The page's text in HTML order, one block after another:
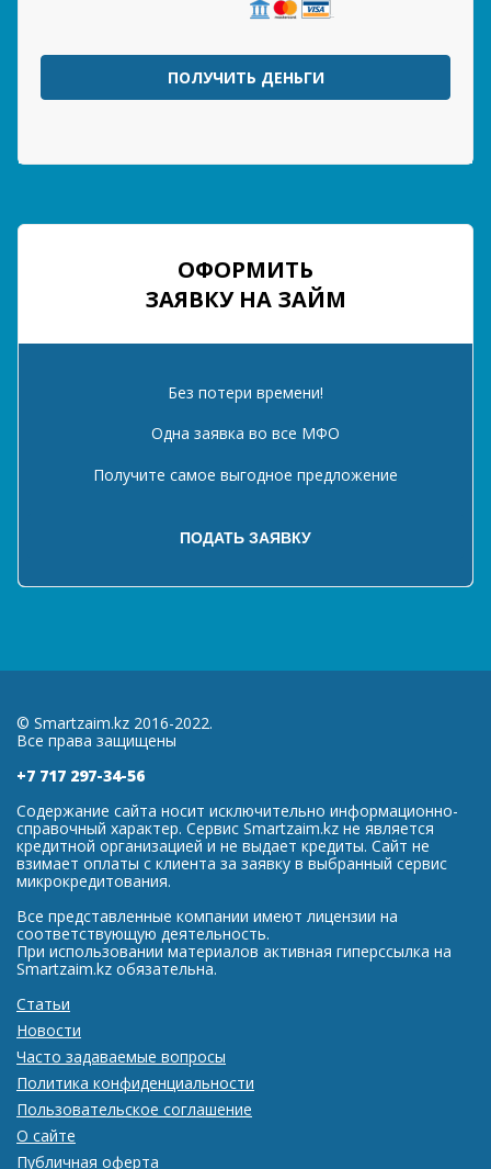
ПОЛУЧИТЬ ДЕНЬГИ
ОФОРМИТЬ
ЗАЯВКУ НА ЗАЙМ
Без потери времени!
Одна заявка во все МФО
Получите самое выгодное предложение
© Smartzaim.kz 2016-2022.
Все права защищены
+7 717 297-34-56
Содержание сайта носит исключительно информационно-
справочный характер. Сервис Smartzaim.kz не является
кредитной организацией и не выдает кредиты. Сайт не
взимает оплаты с клиента за заявку в выбранный сервис
микрокредитования.
Все представленные компании имеют лицензии на
соответствующую деятельность.
При использовании материалов активная гиперссылка на
Smartzaim.kz обязательна.
Статьи
Новости
Часто задаваемые вопросы
Политика конфиденциальности
Пользовательское соглашение
О сайте
Публичная оферта